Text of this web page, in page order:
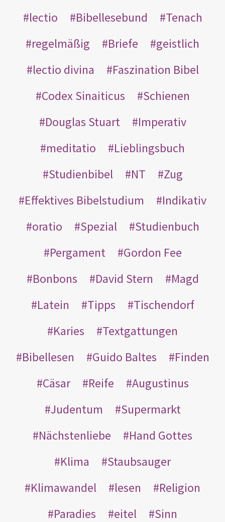
lectio
Bibellesebund
Tenach
regelmäßig
Briefe
geistlich
lectio divina
Faszination Bibel
Codex Sinaiticus
Schienen
Douglas Stuart
Imperativ
meditatio
Lieblingsbuch
Studienbibel
NT
Zug
Effektives Bibelstudium
Indikativ
oratio
Spezial
Studienbuch
Pergament
Gordon Fee
Bonbons
David Stern
Magd
Latein
Tipps
Tischendorf
Karies
Textgattungen
Bibellesen
Guido Baltes
Finden
Cäsar
Reife
Augustinus
Judentum
Supermarkt
Nächstenliebe
Hand Gottes
Klima
Staubsauger
Klimawandel
lesen
Religion
Paradies
eitel
Sinn